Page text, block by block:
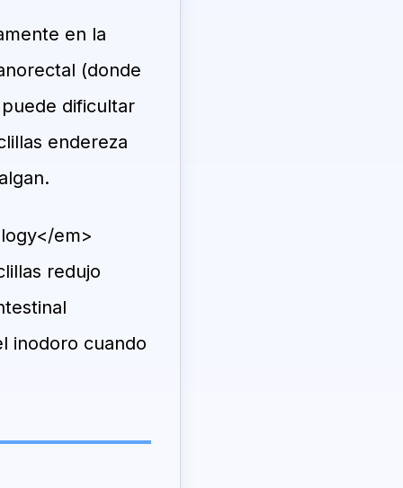
en la
(donde
dificultar
endereza
em>
redujo
inodoro cuando